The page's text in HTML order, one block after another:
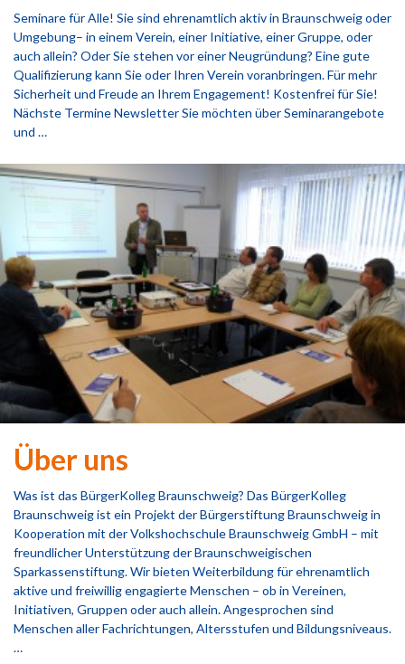
Seminare für Alle! Sie sind ehrenamtlich aktiv in Braunschweig oder
Umgebung– in einem Verein, einer Initiative, einer Gruppe, oder
auch allein? Oder Sie stehen vor einer Neugründung? Eine gute
Qualifizierung kann Sie oder Ihren Verein voranbringen. Für mehr
Sicherheit und Freude an Ihrem Engagement! Kostenfrei für Sie!
Nächste Termine Newsletter Sie möchten über Seminarangebote
und …
Über uns
Was ist das BürgerKolleg Braunschweig? Das BürgerKolleg
Braunschweig ist ein Projekt der Bürgerstiftung Braunschweig in
Kooperation mit der Volkshochschule Braunschweig GmbH – mit
freundlicher Unterstützung der Braunschweigischen
Sparkassenstiftung. Wir bieten Weiterbildung für ehrenamtlich
aktive und freiwillig engagierte Menschen – ob in Vereinen,
Initiativen, Gruppen oder auch allein. Angesprochen sind
Menschen aller Fachrichtungen, Altersstufen und Bildungsniveaus.
…